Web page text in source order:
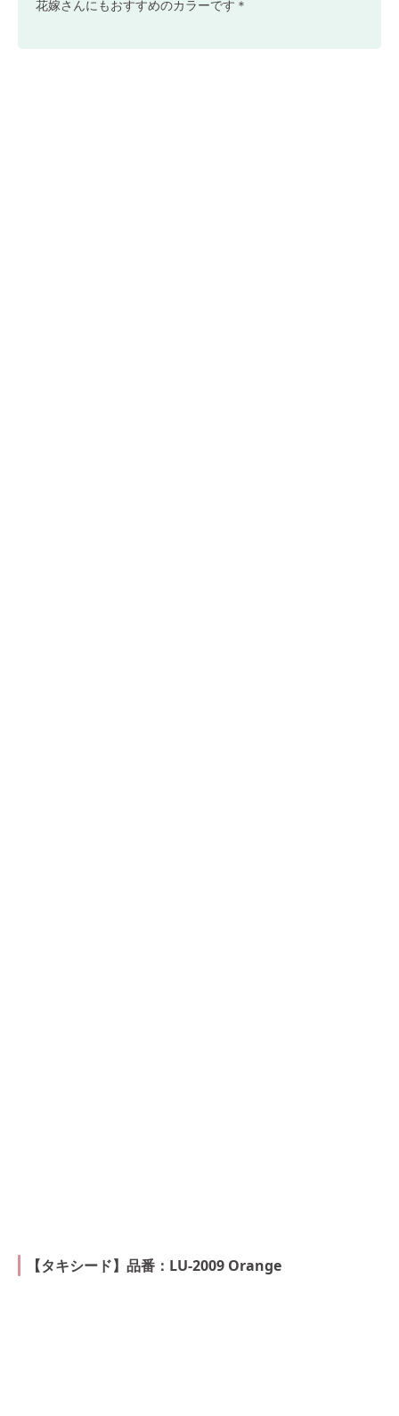
花嫁さんにもおすすめのカラーです＊
【タキシード】品番：LU-2009 Orange